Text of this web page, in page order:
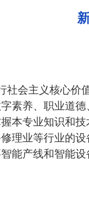
社会主义核心价
素养、职业道
本专业知识和
理业等行业的
能产线和智能